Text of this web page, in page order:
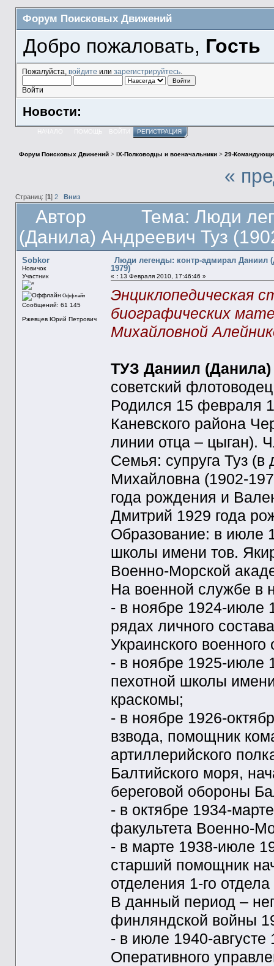
Форум Поисковых Движений
Добро пожаловать, Гость
Пожалуйста, войдите или зарегистрируйтесь.
Войти
Новости:
НАЧАЛО ПОМОЩЬ ВОЙТИ РЕГИСТРАЦИЯ
Форум Поисковых Движений> IX-Полководцы и военачальники> 29-
«
Страниц: [1 ] 2 Вниз
Автор
Тема: Люди
(Данила) Андреевич Туз
Sobkor
Новичок
Участник
Оффлайн
Сообщений: 61 145
Ржевцев Юрий Петрович
Люди легенды: контр-адмирал Даниил
1979)
« :13 Февраля 2010, 17:46:46 »
Энциклопедическая
биографических
Михайловной
ТУЗ Даниил (Данила)
советский
Родился 15 февраля
Каневского района
линии отца – цыган).
Семья: супруга Туз (в
Михайловна (1902-
года рождения и
Дмитрий 1929 года
Образование: в июле
школы имени тов.
Военно-Морской
На военной службе в
- в ноябре 1924-июле
рядах личного
Украинского военного
- в ноябре 1925-июле
пехотной школы
краскомы;
- в ноябре 1926-
взвода, помощник
артиллерийского
Балтийского моря,
береговой обороны
- в октябре 1934-
факультета Военно-
- в марте 1938-июле
старший помощник
отделения 1-го
В данный период –
финляндской войны
- в июле 1940-августе
Оперативного